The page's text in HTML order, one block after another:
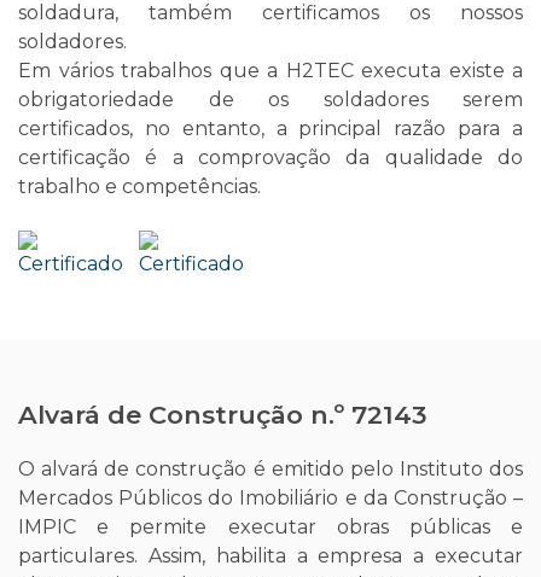
soldadura, também certificamos os nossos
soldadores.
Em vários trabalhos que a H2TEC executa existe a
obrigatoriedade de os soldadores serem
certificados, no entanto, a principal razão para a
certificação é a comprovação da qualidade do
trabalho e competências.
Alvará de Construção n.º 72143
O alvará de construção é emitido pelo Instituto dos
Mercados Públicos do Imobiliário e da Construção –
IMPIC e permite executar obras públicas e
particulares. Assim, habilita a empresa a executar